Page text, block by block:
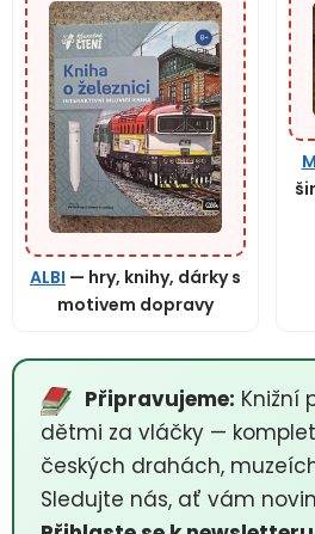
ALBI — hry, knihy, dárky s
motivem dopravy
Připravujeme: Knižní
dětmi za vláčky —
českých drahách,
Sledujte nás, ať vám